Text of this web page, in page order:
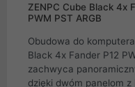
ZENPC Cube Black 4x
PWM PST ARGB
Obudowa do
Black 4x Fander P12
zachwyca
dzięki dwóm panelom